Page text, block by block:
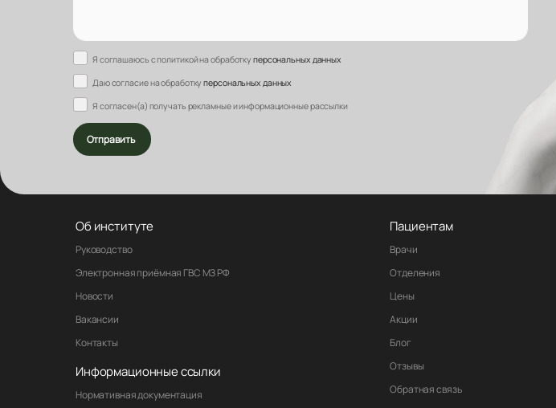
Я соглашаюсь с политикой на обработкуперсональных данных
Даю согласие на обработкуперсональных данных
Я согласен(а) получать рекламные и информационные рассылки
Отправить
Об институте
Руководство
Электронная приёмная ГВС МЗ РФ
Новости
Вакансии
Контакты
Информационные ссылки
Нормативная документация
Пациентам
Врачи
Отделения
Цены
Акции
Блог
Отзывы
Обратная связь